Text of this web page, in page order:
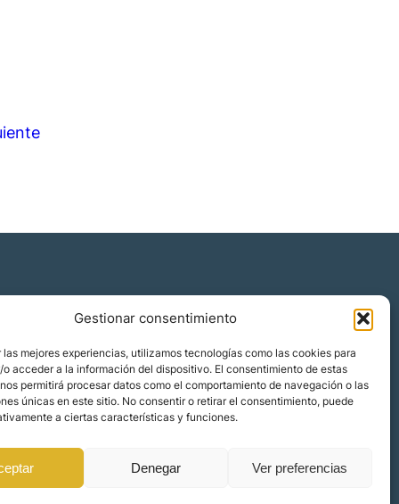
Gestionar consentimiento
las mejores experiencias, utilizamos tecnologías como las cookies para
o acceder a la información del dispositivo. El consentimiento de estas
permitirá procesar datos como el comportamiento de navegación o las
únicas en este sitio. No consentir o retirar el consentimiento, puede
a ciertas características y funciones.
Denegar Ver preferencias
Blog
Contacto
Localizaciones